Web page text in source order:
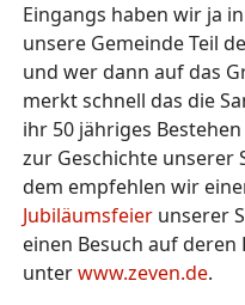
Eingangs haben wir ja
unsere Gemeinde Teil
und wer dann auf das
merkt schnell das die
ihr 50 jähriges
zur Geschichte unserer
dem empfehlen wir
Jubiläumsfeier unserer
einen Besuch auf deren
unterwww.zeven.de.